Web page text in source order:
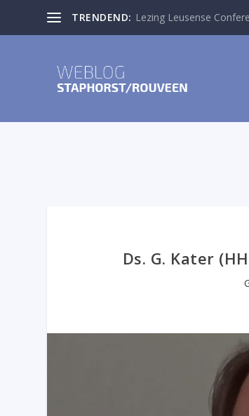
TRENDEND: Lezing Leusense
Ds. G. Kater